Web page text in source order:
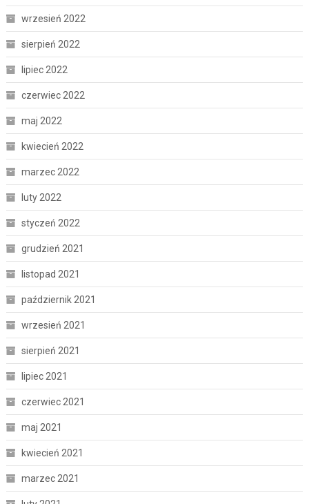
wrzesień 2022
sierpień 2022
lipiec 2022
czerwiec 2022
maj 2022
kwiecień 2022
marzec 2022
luty 2022
styczeń 2022
grudzień 2021
listopad 2021
październik 2021
wrzesień 2021
sierpień 2021
lipiec 2021
czerwiec 2021
maj 2021
kwiecień 2021
marzec 2021